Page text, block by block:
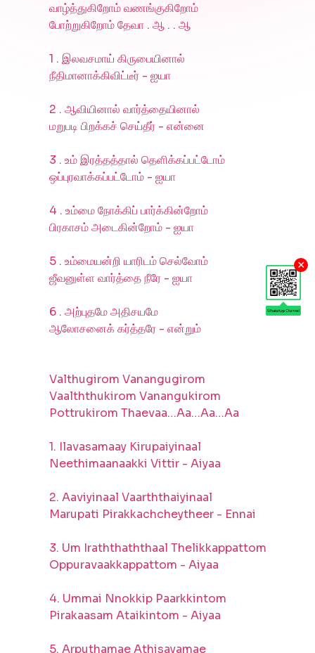
×
வாழ்த்துகிறோம் வணங்குகிறோம்
போற்றுகிறோம் தேவா . ஆ . . ஆ
1 . இலவசமாய் கிருபையினால்
நீதிமானாக்கிவிட்டீர் - ஐயா
2 . ஆவியினால் வார்த்தையினால்
மறுபடி பிறக்கச் செய்தீர் - என்னை
3 . உம் இரத்தத்தால் தெளிக்கப்பட்டோம்
ஒப்புரவாக்கப்பட்டோம் - ஐயா
4 . உம்மை நோக்கிப் பார்க்கின்றோம்
பிரகாசம் அடைகின்றோம் - ஐயா
5 . உம்மையன்றி யாரிடம் செல்வோம்
ஜீவனுள்ள வார்த்தை நீரே - ஐயா
6 . அற்புதமே அதிசயமே
ஆலோசனைக் கர்த்தரே - என்றும்
Valthugirom Vanangugirom
Vaalththukirom Vanangukirom
Pottrukirom Thaevaa…Aa…Aa…Aa
1. Ilavasamaay Kirupaiyinaal
Neethimaanaakki Vittir - Aiyaa
2. Aaviyinaal Vaarththaiyinaal
Marupati Pirakkachcheytheer - Ennai
3. Um Iraththaththaal Thelikkappattom
Oppuravaakkappattom - Aiyaa
4. Ummai Nnokkip Paarkkintom
Pirakaasam Ataikintom - Aiyaa
5. Arputhamae Athisayamae